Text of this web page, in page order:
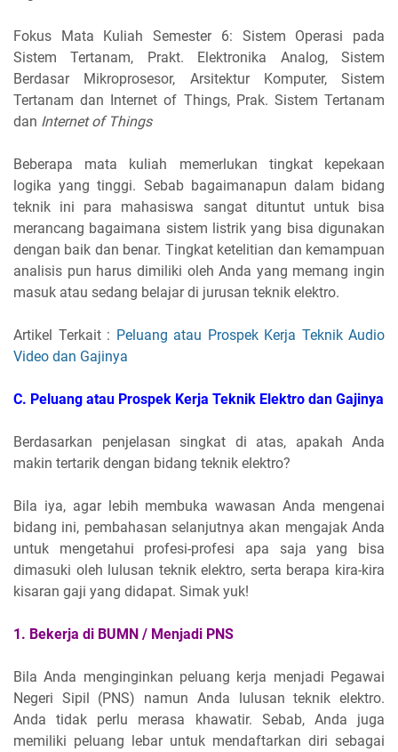
Fokus Mata Kuliah Semester 6: Sistem Operasi pada
Sistem Tertanam, Prakt. Elektronika Analog, Sistem
Berdasar Mikroprosesor, Arsitektur Komputer, Sistem
Tertanam dan Internet of Things, Prak. Sistem Tertanam
dan Internet of Things
Beberapa mata kuliah memerlukan tingkat kepekaan
logika yang tinggi. Sebab bagaimanapun dalam bidang
teknik ini para mahasiswa sangat dituntut untuk bisa
merancang bagaimana sistem listrik yang bisa digunakan
dengan baik dan benar. Tingkat ketelitian dan kemampuan
analisis pun harus dimiliki oleh Anda yang memang ingin
masuk atau sedang belajar di jurusan teknik elektro.
Artikel Terkait : Peluang atau Prospek Kerja Teknik Audio
Video dan Gajinya
C. Peluang atau Prospek Kerja Teknik Elektro dan Gajinya
Berdasarkan penjelasan singkat di atas, apakah Anda
makin tertarik dengan bidang teknik elektro?
Bila iya, agar lebih membuka wawasan Anda mengenai
bidang ini, pembahasan selanjutnya akan mengajak Anda
untuk mengetahui profesi-profesi apa saja yang bisa
dimasuki oleh lulusan teknik elektro, serta berapa kira-kira
kisaran gaji yang didapat. Simak yuk!
1. Bekerja di BUMN / Menjadi PNS
Bila Anda menginginkan peluang kerja menjadi Pegawai
Negeri Sipil (PNS) namun Anda lulusan teknik elektro.
Anda tidak perlu merasa khawatir. Sebab, Anda juga
memiliki peluang lebar untuk mendaftarkan diri sebagai